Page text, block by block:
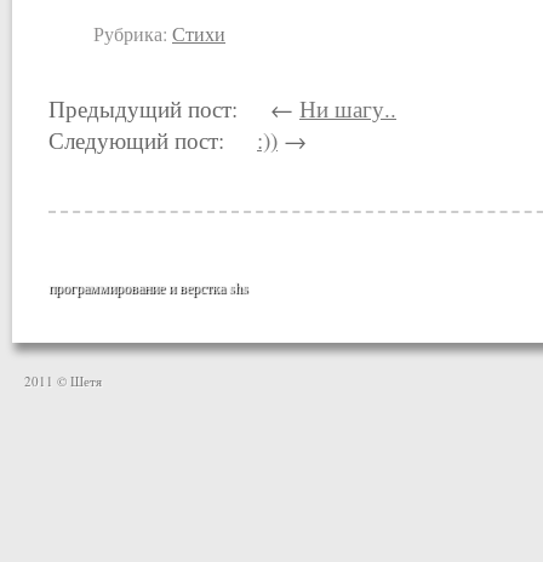
Рубрика: Стихи
Предыдущий пост: ← Ни шагу..
Следующий пост: :)) →
программирование и версткаshs
2011 © Шетя